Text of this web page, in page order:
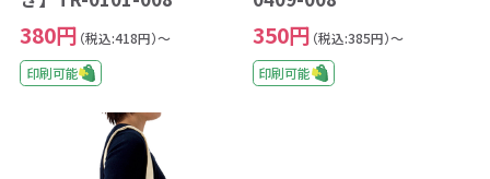
380円 （税込:418円）～
印刷可能
350円 （税込:385円）～
印刷可能